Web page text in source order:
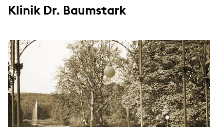
Klinik Dr. Baumstark